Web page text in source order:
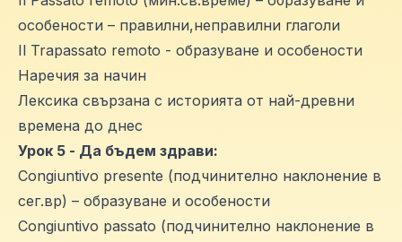
особености – правилни,неправилни глаголи
Il Trapassato remoto - образуване и особености
Наречия за начин
Лексика свързана с историята от най-древни
времена до днес
Урок 5 - Да бъдем здрави:
Congiuntivo presente (подчинително наклонение в
сег.вр) – образуване и особености
Congiuntivo passato (подчинително наклонение в